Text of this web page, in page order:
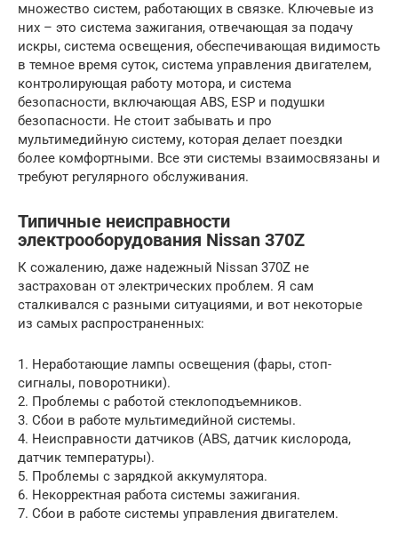
множество систем, работающих в связке. Ключевые из
них – это система зажигания, отвечающая за подачу
искры, система освещения, обеспечивающая видимость
в темное время суток, система управления двигателем,
контролирующая работу мотора, и система
безопасности, включающая ABS, ESP и подушки
безопасности. Не стоит забывать и про
мультимедийную систему, которая делает поездки
более комфортными. Все эти системы взаимосвязаны и
требуют регулярного обслуживания.
Типичные неисправности
электрооборудования Nissan 370Z
К сожалению, даже надежный Nissan 370Z не
застрахован от электрических проблем. Я сам
сталкивался с разными ситуациями, и вот некоторые
из самых распространенных:
1. Неработающие лампы освещения (фары, стоп-
сигналы, поворотники).
2. Проблемы с работой стеклоподъемников.
3. Сбои в работе мультимедийной системы.
4. Неисправности датчиков (ABS, датчик кислорода,
датчик температуры).
5. Проблемы с зарядкой аккумулятора.
6. Некорректная работа системы зажигания.
7. Сбои в работе системы управления двигателем.